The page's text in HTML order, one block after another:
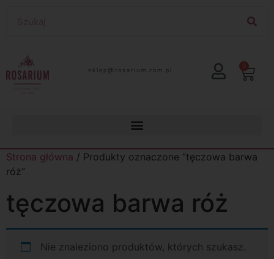
lp.moc.muirasor@pelks 0
Strona główna / Produkty oznaczone “tęczowa barwa
róż”
tęczowa barwa róż
Nie znaleziono produktów, których szukasz.